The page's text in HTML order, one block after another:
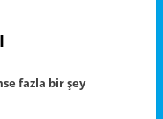
fazla bir şey